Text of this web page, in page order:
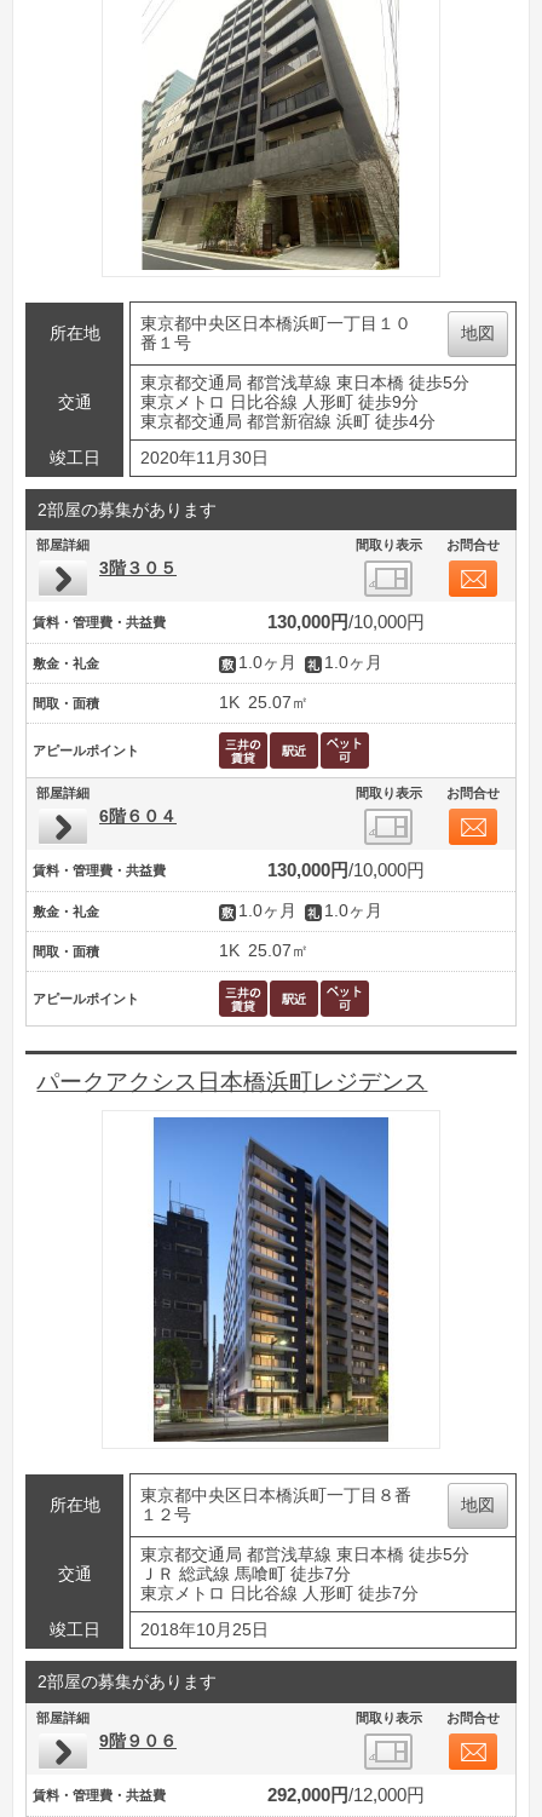
所在地
東京都中央区日本橋浜町一丁目１０
番１号
地図
交通
東京都交通局 都営浅草線 東日本橋 徒歩5分
東京メトロ 日比谷線 人形町 徒歩9分
東京都交通局 都営新宿線 浜町 徒歩4分
竣工日
2020年11月30日
2部屋の募集があります
部屋詳細 間取り表示 お問合せ
3階３０５
賃料・管理費・共益費 130,000円 10,000円
敷金・礼金 1.0ヶ月 1.0ヶ月
間取・面積 1K 25.07㎡
アピールポイント
部屋詳細 間取り表示 お問合せ
6階６０４
賃料・管理費・共益費 130,000円 10,000円
敷金・礼金 1.0ヶ月 1.0ヶ月
間取・面積 1K 25.07㎡
アピールポイント
パークアクシス日本橋浜町レジデンス
所在地
東京都中央区日本橋浜町一丁目８番
１２号
地図
交通
東京都交通局 都営浅草線 東日本橋 徒歩5分
ＪＲ 総武線 馬喰町 徒歩7分
東京メトロ 日比谷線 人形町 徒歩7分
竣工日
2018年10月25日
2部屋の募集があります
部屋詳細 間取り表示 お問合せ
9階９０６
賃料・管理費・共益費 292,000円 12,000円